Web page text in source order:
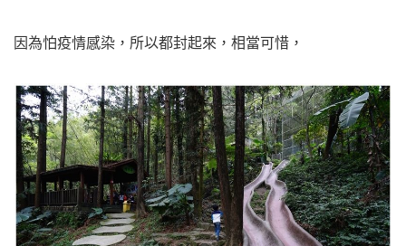
因為怕疫情感染，所以都封起來，相當可惜，